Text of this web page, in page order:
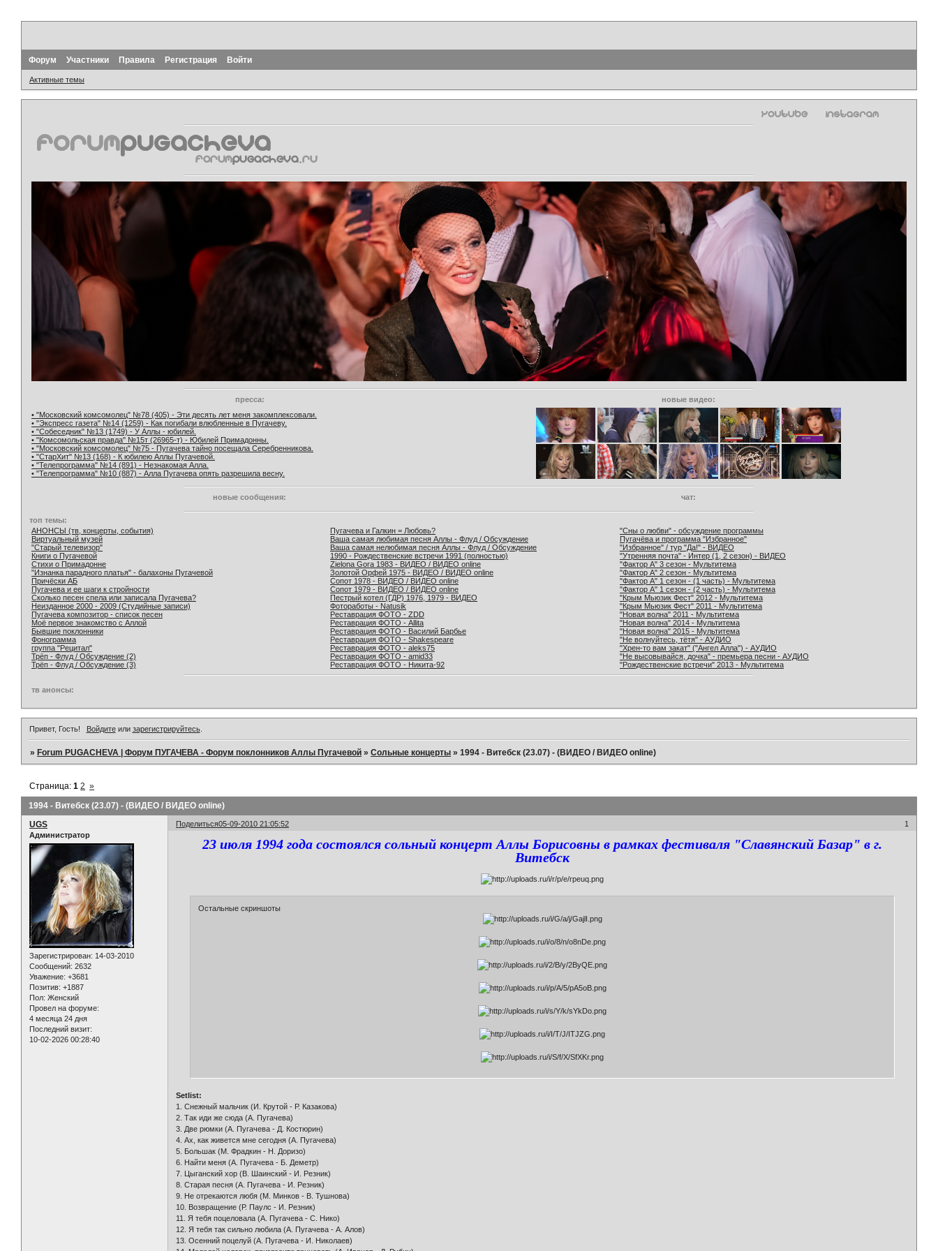
Форум Участники Правила Регистрация Войти
Активные темы
пресса:
новые видео:
• "Московский комсомолец" №78 (405) - Эти десять лет меня закомплексовали.
• "Экспресс газета" №14 (1259) - Как погибали влюбленные в Пугачеву.
• "Собеседник" №13 (1749) - У Аллы - юбилей.
• "Комсомольская правда" №15т (26965-т) - Юбилей Примадонны.
• "Московский комсомолец" №75 - Пугачева тайно посещала Серебренникова.
• "СтарХит" №13 (168) - К юбилею Аллы Пугачевой.
• "Телепрограмма" №14 (891) - Незнакомая Алла.
• "Телепрограмма" №10 (887) - Алла Пугачева опять разрешила весну.
новые сообщения: чат:
топ темы:
АНОНСЫ (тв, концерты, события)
Виртуальный музей
"Старый телевизор"
Книги о Пугачевой
Стихи о Примадонне
"Изнанка парадного платья" - балахоны Пугачевой
Причёски АБ
Пугачева и ее шаги к стройности
Сколько песен спела или записала Пугачева?
Неизданное 2000 - 2009 (Студийные записи)
Пугачева композитор - список песен
Моё первое знакомство с Аллой
Бывшие поклонники
Фонограмма
группа "Рецитал"
Трёп - Флуд / Обсуждение (2)
Трёп - Флуд / Обсуждение (3)
Пугачева и Галкин = Любовь?
Ваша самая любимая песня Аллы - Флуд / Обсуждение
Ваша самая нелюбимая песня Аллы - Флуд / Обсуждение
1990 - Рождественские встречи 1991 (полностью)
Zielona Gora 1983 - ВИДЕО / ВИДЕО online
Золотой Орфей 1975 - ВИДЕО / ВИДЕО online
Сопот 1978 - ВИДЕО / ВИДЕО online
Сопот 1979 - ВИДЕО / ВИДЕО online
Пестрый котел (ГДР) 1976, 1979 - ВИДЕО
Фотоработы - Natusik
Реставрация ФОТО - ZDD
Реставрация ФОТО - Allita
Реставрация ФОТО - Василий Барбье
Реставрация ФОТО - Shakespeare
Реставрация ФОТО - aleks75
Реставрация ФОТО - amid33
Реставрация ФОТО - Никита-92
"Сны о любви" - обсуждение программы
Пугачёва и программа "Избранное"
"Избранное" / тур "Да!" - ВИДЕО
"Утренняя почта" - Интер (1, 2 сезон) - ВИДЕО
"Фактор А" 3 сезон - Мультитема
"Фактор А" 2 сезон - Мультитема
"Фактор А" 1 сезон - (1 часть) - Мультитема
"Фактор А" 1 сезон - (2 часть) - Мультитема
"Крым Мьюзик Фест" 2012 - Мультитема
"Крым Мьюзик Фест" 2011 - Мультитема
"Новая волна" 2011 - Мультитема
"Новая волна" 2014 - Мультитема
"Новая волна" 2015 - Мультитема
"Не волнуйтесь, тётя" - АУДИО
"Хрен-то вам закат" ("Ангел Алла") - АУДИО
"Не высовывайся, дочка" - премьера песни - АУДИО
"Рождественские встречи" 2013 - Мультитема
тв анонсы:
Привет, Гость! Войдитеили зарегистрируйтесь.
»Forum PUGACHEVA | Форум ПУГАЧЕВА - Форум поклонников Аллы Пугачевой »Сольные концерты »1994 - Витебск (23.07) - (ВИДЕО / ВИДЕО online)
1994 - Витебск (23.07) - (ВИДЕО / ВИДЕО online)
Страница:1 2 »
Поделиться 1
05-09-2010 21:05:52
UGS
Администратор
Зарегистрирован: 14-03-2010
Сообщений: 2632
Уважение: +3681
Позитив: +1887
Пол: Женский
Провел на форуме:
4 месяца 24 дня
Последний визит:
10-02-2026 00:28:40
23 июля 1994 года состоялся сольный концерт Аллы Борисовны в рамках фестиваля "Славянский Базар" в г.
Витебск
Остальные скриншоты
Setlist:
1. Снежный мальчик (И. Крутой - Р. Казакова)
2. Так иди же сюда (А. Пугачева)
3. Две рюмки (А. Пугачева - Д. Костюрин)
4. Ах, как живется мне сегодня (А. Пугачева)
5. Большак (М. Фрадкин - Н. Доризо)
6. Найти меня (А. Пугачева - Б. Деметр)
7. Цыганский хор (В. Шаинский - И. Резник)
8. Старая песня (А. Пугачева - И. Резник)
9. Не отрекаются любя (М. Минков - В. Тушнова)
10. Возвращение (Р. Паулс - И. Резник)
11. Я тебя поцеловала (А. Пугачева - С. Нико)
12. Я тебя так сильно любила (А. Пугачева - А. Алов)
13. Осенний поцелуй (А. Пугачева - И. Николаев)